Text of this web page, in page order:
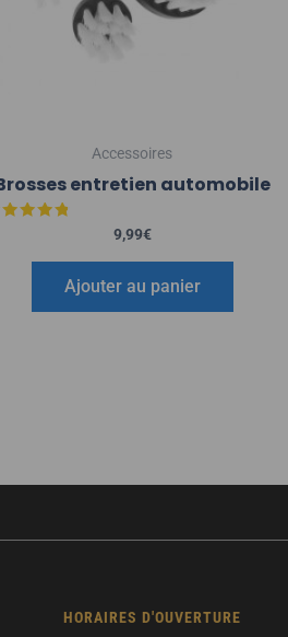
Accessoires
entretien automobile
sur 5
9,99€
Ajouter au panier
HORAIRES D'OUVERTURE